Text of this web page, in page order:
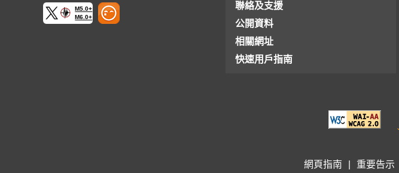
M5.0+
M6.0+
聯絡及支援
公開資料
相關網址
快速用戶指南
網頁指南 重要告示